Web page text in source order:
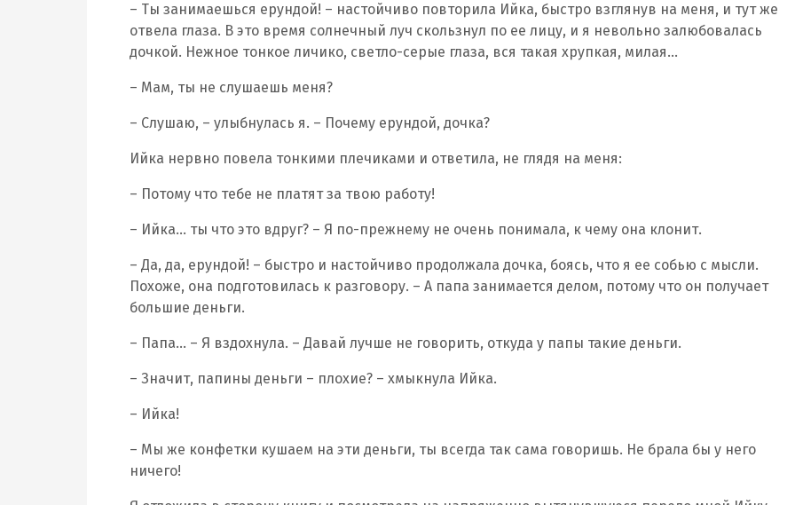
– Ты занимаешься ерундой! – настойчиво повторила Ийка, быстро взглянув на меня, и тут же
отвела глаза. В это время солнечный луч скользнул по ее лицу, и я невольно залюбовалась
дочкой. Нежное тонкое личико, светло-серые глаза, вся такая хрупкая, милая…
– Мам, ты не слушаешь меня?
– Слушаю, – улыбнулась я. – Почему ерундой, дочка?
Ийка нервно повела тонкими плечиками и ответила, не глядя на меня:
– Потому что тебе не платят за твою работу!
– Ийка… ты что это вдруг? – Я по-прежнему не очень понимала, к чему она клонит.
– Да, да, ерундой! – быстро и настойчиво продолжала дочка, боясь, что я ее собью с мысли.
Похоже, она подготовилась к разговору. – А папа занимается делом, потому что он получает
большие деньги.
– Папа… – Я вздохнула. – Давай лучше не говорить, откуда у папы такие деньги.
– Значит, папины деньги – плохие? – хмыкнула Ийка.
– Ийка!
– Мы же конфетки кушаем на эти деньги, ты всегда так сама говоришь. Не брала бы у него
ничего!